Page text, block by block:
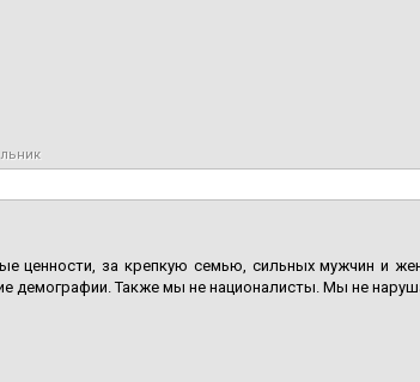
ценности, за крепкую семью, сильных мужчин и
демографии. Также мы не националисты. Мы не